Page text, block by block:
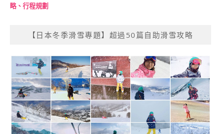
略、行程規劃
【日本冬季滑雪專題】超過50篇自助滑雪攻略